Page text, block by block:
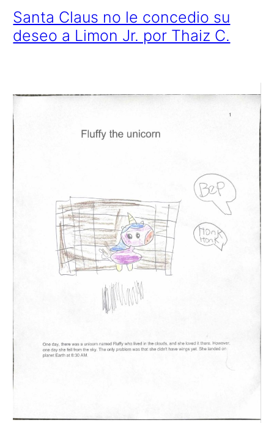
Santa Claus no le concedio su
deseo a Limon Jr. por Thaiz C.